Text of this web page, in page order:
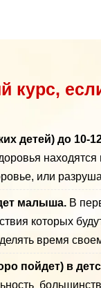
курс,
детей) до 10-
или
малыша.В
которых
время
пойдет) в